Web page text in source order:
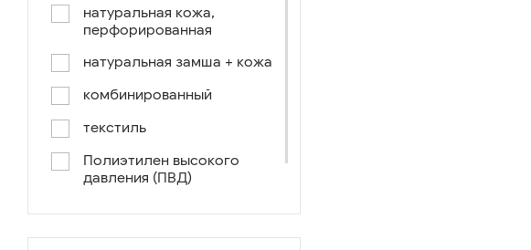
синий/черный
коричневый /ручное окраш.-
натуральная кожа,
перфорированная
натуральная замша + кожа
комбинированный
текстиль
Полиэтилен высокого
давления (ПВД)
нейлон+ткань